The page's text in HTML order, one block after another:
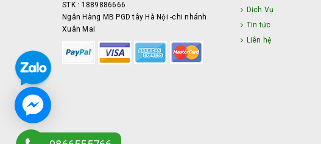
STK : 1889886666
Ngân Hàng MB PGD tây Hà Nội -chi nhánh
Xuân Mai
Dịch Vụ
Tin tức
Liên hệ